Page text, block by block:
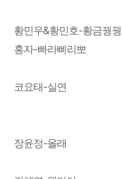
황민우&황민호-황금꿩꿩
홍자-빠라삐리뽀
코요태-실연
장윤정-올래